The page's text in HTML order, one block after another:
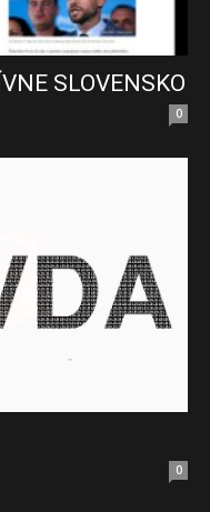
SLOVENSKO
0
0